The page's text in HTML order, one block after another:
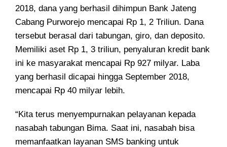
2018, dana yang berhasil dihimpun Bank Jateng
Cabang Purworejo mencapai Rp 1, 2 Triliun. Dana
tersebut berasal dari tabungan, giro, dan deposito.
Memiliki aset Rp 1, 3 triliun, penyaluran kredit bank
ini ke masyarakat mencapai Rp 927 milyar. Laba
yang berhasil dicapai hingga September 2018,
mencapai Rp 40 milyar lebih.
“Kita terus menyempurnakan pelayanan kepada
nasabah tabungan Bima. Saat ini, nasabah bisa
memanfaatkan layanan SMS banking untuk